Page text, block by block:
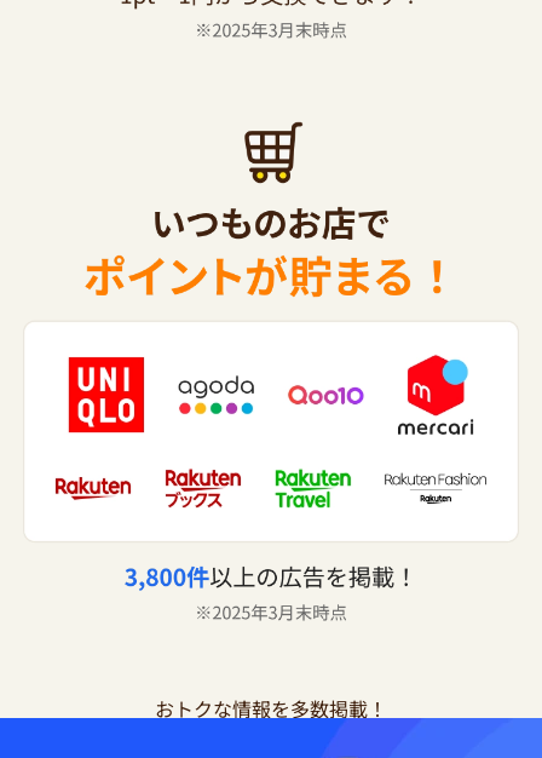
おトクな情報を多数掲載！